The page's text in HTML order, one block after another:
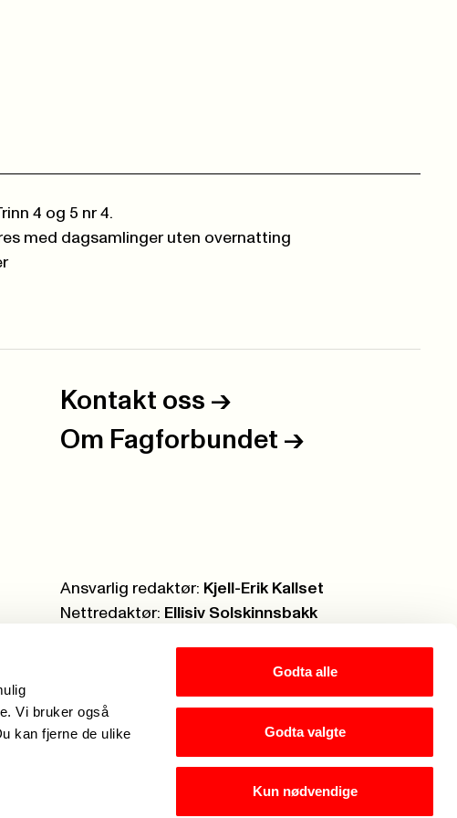
Vi bruker også
kan fjerne de ulike
Godta alle
Godta valgte
Kun nødvendige
4 og 5 nr 4.
med dagsamlinger uten overnatting
Kontakt oss ->
Om Fagforbundet ->
Ansvarlig redaktør: Kjell-Erik Kallset
Nettredaktør: Ellisiv Solskinnsbakk